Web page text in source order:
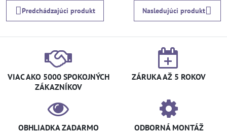
Predchádzajúci produkt Nasledujúci produkt
VIAC AKO 5000 SPOKOJNÝCH
ZÁKAZNÍKOV
ZÁRUKA AŽ 5 ROKOV
OBHLIADKA ZADARMO ODBORNÁ MONTÁŽ